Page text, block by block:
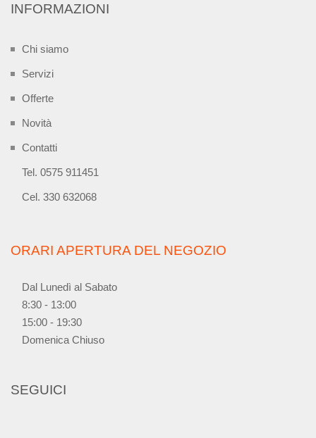
INFORMAZIONI
Chi siamo
Servizi
Offerte
Novità
Contatti
Tel. 0575 911451
Cel. 330 632068
ORARI APERTURA DEL NEGOZIO
Dal Lunedì al Sabato
8:30 - 13:00
15:00 - 19:30
Domenica Chiuso
SEGUICI